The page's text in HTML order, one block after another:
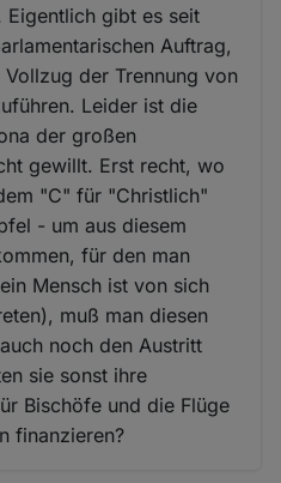
Eigentlich gibt es seit
Auftrag,
der Trennung von
Leider ist die
der großen
gewillt. Erst recht, wo
"C" für "Christlich"
- um aus diesem
für den man
Mensch ist von sich
muß man diesen
noch den Austritt
sie sonst ihre
Bischöfe und die Flüge
finanzieren?